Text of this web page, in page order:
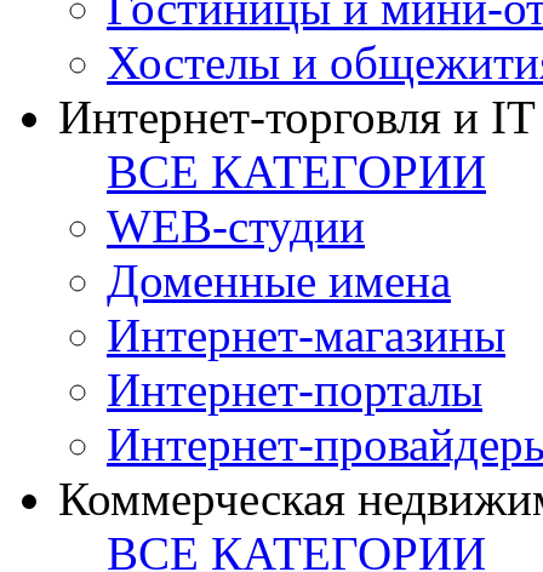
Хостелы и
Интернет-торговля и IT
ВСЕ КАТЕГОРИИ
WEB-студии
Доменные имена
Интернет-магазины
Интернет-порталы
Интернет-
Коммерческая
ВСЕ КАТЕГОРИИ